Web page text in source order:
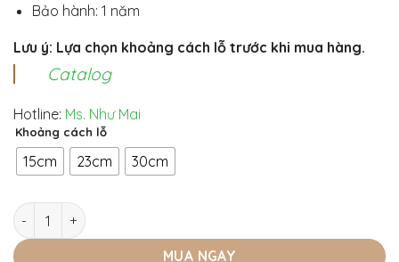
Bảo hành: 1 năm
Lưu ý: Lựa chọn khoảng cách lỗ trước khi mua hàng.
Catalog
Hotline: Ms. Như Mai
Khoảng cách lỗ
15cm 23cm 30cm
Ống tưới nhỏ giọt DIG Micro dripline - Lựa chọn hoàn hảo
MUA NGAY